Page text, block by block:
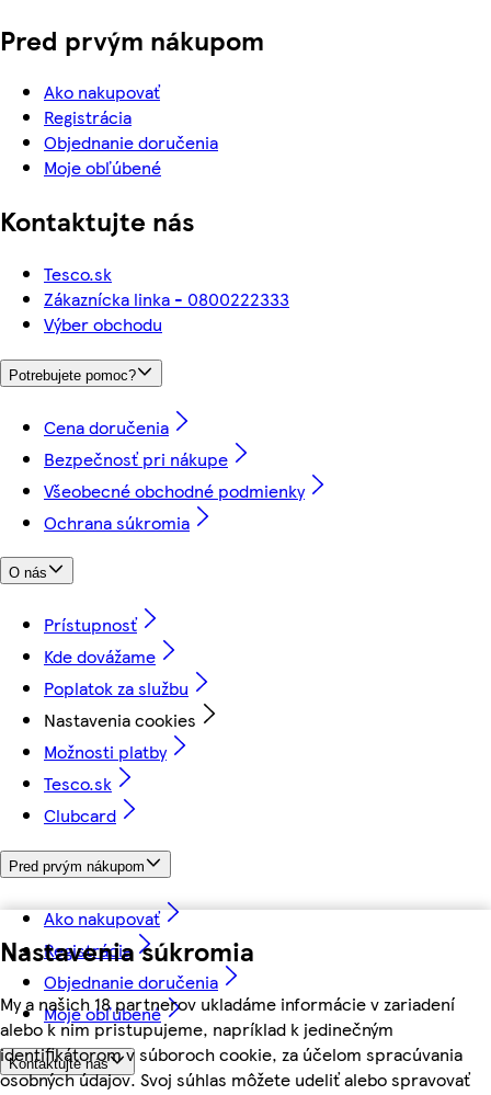
Nastavenia súkromia
My a našich 18 partnerov ukladáme informácie v zariadení
alebo k nim pristupujeme, napríklad k jedinečným
identifikátorom v súboroch cookie, za účelom spracúvania
osobných údajov. Svoj súhlas môžete udeliť alebo spravovať
Pred prvým nákupom
Ako nakupovať
Registrácia
Objednanie doručenia
Moje obľúbené
Kontaktujte nás
Tesco.sk
Zákaznícka linka - 0800222333
Výber obchodu
Potrebujete pomoc?
Cena doručenia
Bezpečnosť pri nákupe
Všeobecné obchodné podmienky
Ochrana súkromia
O nás
Prístupnosť
Kde dovážame
Poplatok za službu
Nastavenia cookies
Možnosti platby
Tesco.sk
Clubcard
Pred prvým nákupom
Ako nakupovať
Registrácia
Objednanie doručenia
Moje obľúbené
Kontaktujte nás